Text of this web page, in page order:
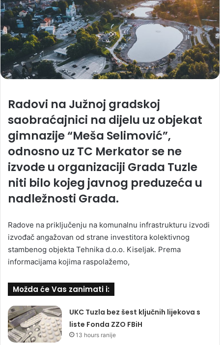
Radovi na Južnoj gradskoj
saobraćajnici na dijelu uz objekat
gimnazije “Meša Selimović”,
odnosno uz TC Merkator se ne
izvode u organizaciji Grada Tuzle
niti bilo kojeg javnog preduzeća u
nadležnosti Grada.
Radove na priključenju na komunalnu infrastrukturu izvodi
izvođač angažovan od strane investitora kolektivnog
stambenog objekta Tehnika d.o.o. Kiseljak. Prema
informacijama kojima raspolažemo,
Možda će Vas zanimati i:
UKC Tuzla bez šest ključnih lijekova s
liste Fonda ZZO FBiH
13 hours ranije